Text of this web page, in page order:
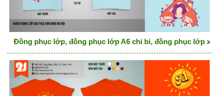
Đồng phục lớp, đồng phục lớp A6 chi bi, đồng phục lớp